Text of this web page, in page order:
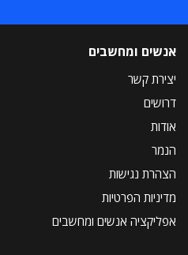
אנשים ומחשבים
יצירת קשר
דרושים
אודות
הנמר
הצהרת נגישות
מדיניות הפרטיות
אפליקציה אנשים ומחשבים